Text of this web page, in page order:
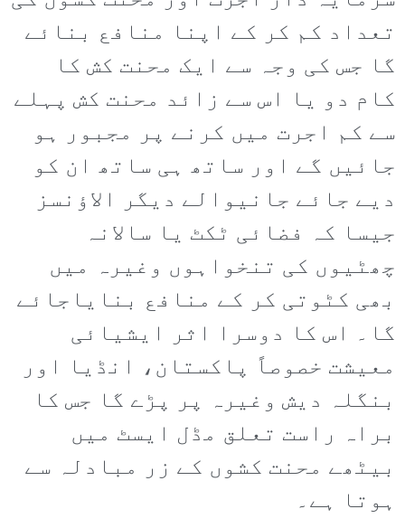
تعداد کم کر کے اپنا منافع بنائے
گا جس کی وجہ سے ایک محنت کش کا
کام دو یا اس سے زائد محنت کش پہلے
سے کم اجرت میں کرنے پر مجبور ہو
جائیں گے اور ساتھ ہی ساتھ ان کو
دیے جائے جانیوالے دیگر الاؤنسز
جیسا کہ فضائی ٹکٹ یا سالانہ
چھٹیوں کی تنخواہوں وغیرہ میں
بھی کٹوتی کر کے منافع بنایاجائے
گا۔ اس کا دوسرا اثر ایشیائی
معیشت خصوصاً پاکستان، انڈیا اور
بنگلہ دیش وغیرہ پر پڑے گا جس کا
براہ راست تعلق مڈل ایسٹ میں
بیٹھے محنت کشوں کے زر مبادلہ سے
ہوتا ہے۔